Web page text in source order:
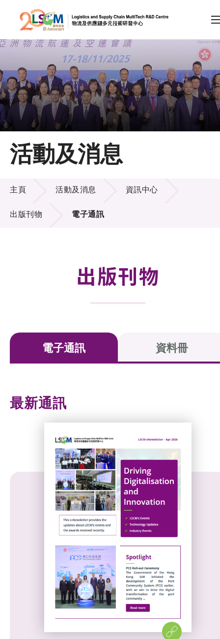
跳到內容（按回車鍵）
會員登入
A A EN 繁 简
主頁
關於LSCM
技術商品化
項目及資助計劃
活動及消息
資訊中心
科技分享
活動及消息
活動及消息
主頁 活動及消息 資訊中心
出版刊物 電子通訊
出版刊物
電子通訊 資料冊
最新通訊